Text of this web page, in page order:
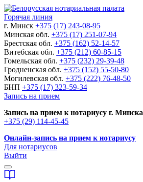
Горячая линия
г. Минск +375 (17) 243-08-95
Минская обл. +375 (17) 251-07-94
Брестская обл. +375 (162) 52-14-57
Витебская обл. +375 (212) 60-85-15
Гомельская обл. +375 (232) 29-39-48
Гродненская обл. +375 (152) 55-50-80
Могилевская обл. +375 (222) 76-48-50
БНП +375 (17) 323-59-34
Запись на прием
Запись на прием к нотариусу г. Минска
+375 (29) 114-45-45
Онлайн-запись на прием к нотариусу
Для нотариусов
Выйти